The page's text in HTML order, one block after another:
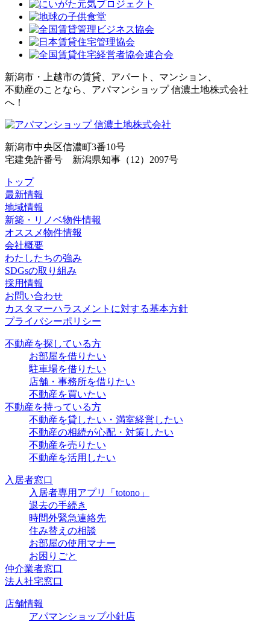
新潟市・上越市の賃貸、アパート、マンション、
不動産のことなら、アパマンショップ 信濃土地株式会社
へ！
新潟市中央区信濃町3番10号
宅建免許番号 新潟県知事（12）2097号
トップ
最新情報
地域情報
新築・リノベ物件情報
オススメ物件情報
会社概要
わたしたちの強み
SDGsの取り組み
採用情報
お問い合わせ
カスタマーハラスメントに対する基本方針
プライバシーポリシー
不動産を探している方
お部屋を借りたい
駐車場を借りたい
店舗・事務所を借りたい
不動産を買いたい
不動産を持っている方
不動産を貸したい・満室経営したい
不動産の相続が心配・対策したい
不動産を売りたい
不動産を活用したい
入居者窓口
入居者専用アプリ「totono」
退去の手続き
時間外緊急連絡先
住み替えの相談
お部屋の使用マナー
お困りごと
仲介業者窓口
法人社宅窓口
店舗情報
アパマンショップ小針店